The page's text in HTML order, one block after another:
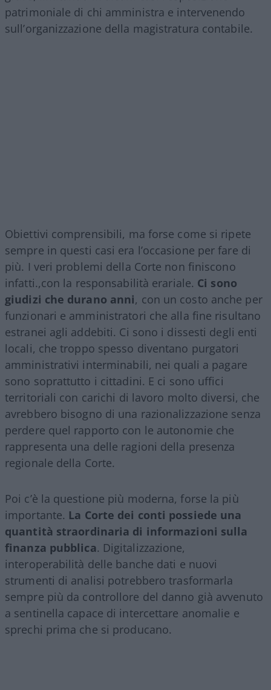
patrimoniale di chi amministra e intervenendo
sull’organizzazione della magistratura contabile.
Obiettivi comprensibili, ma forse come si ripete
sempre in questi casi era l’occasione per fare di
più. I veri problemi della Corte non finiscono
infatti.,con la responsabilità erariale. Ci sono
giudizi che durano anni, con un costo anche per
funzionari e amministratori che alla fine risultano
estranei agli addebiti. Ci sono i dissesti degli enti
locali, che troppo spesso diventano purgatori
amministrativi interminabili, nei quali a pagare
sono soprattutto i cittadini. E ci sono uffici
territoriali con carichi di lavoro molto diversi, che
avrebbero bisogno di una razionalizzazione senza
perdere quel rapporto con le autonomie che
rappresenta una delle ragioni della presenza
regionale della Corte.
Poi c’è la questione più moderna, forse la più
importante. La Corte dei conti possiede una
quantità straordinaria di informazioni sulla
finanza pubblica. Digitalizzazione,
interoperabilità delle banche dati e nuovi
strumenti di analisi potrebbero trasformarla
sempre più da controllore del danno già avvenuto
a sentinella capace di intercettare anomalie e
sprechi prima che si producano.